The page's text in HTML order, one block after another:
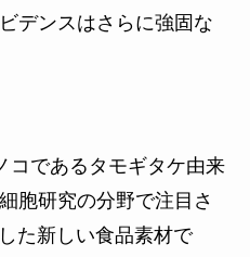
デンスはさらに強固な
であるタモギタケ由来
胞研究の分野で注目さ
た新しい食品素材で